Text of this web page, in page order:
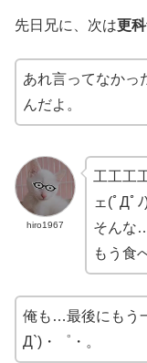
先日兄に、次は更
あれ言ってなかっ
んだよ。
hiro1967
工工工
ェ(ﾟДﾟﾉ
そんな
もう食
俺も…最後にもう
Д`)・゜・。